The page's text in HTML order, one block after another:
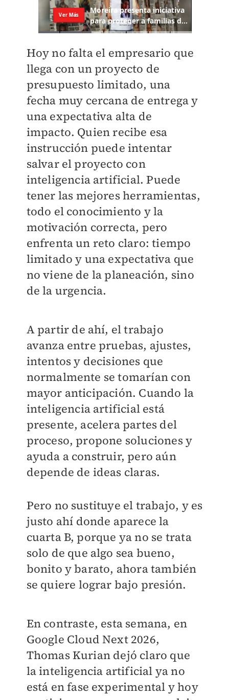
Hoy no falta el empresario que
llega con un proyecto de
presupuesto limitado, una
fecha muy cercana de entrega y
una expectativa alta de
impacto. Quien recibe esa
instrucción puede intentar
salvar el proyecto con
inteligencia artificial. Puede
tener las mejores herramientas,
todo el conocimiento y la
motivación correcta, pero
enfrenta un reto claro: tiempo
limitado y una expectativa que
no viene de la planeación, sino
de la urgencia.
A partir de ahí, el trabajo
avanza entre pruebas, ajustes,
intentos y decisiones que
normalmente se tomarían con
mayor anticipación. Cuando la
inteligencia artificial está
presente, acelera partes del
proceso, propone soluciones y
ayuda a construir, pero aún
depende de ideas claras.
Pero no sustituye el trabajo, y es
justo ahí donde aparece la
cuarta B, porque ya no se trata
solo de que algo sea bueno,
bonito y barato, ahora también
se quiere lograr bajo presión.
En contraste, esta semana, en
Google Cloud Next 2026,
Thomas Kurian dejó claro que
la inteligencia artificial ya no
está en fase experimental y hoy